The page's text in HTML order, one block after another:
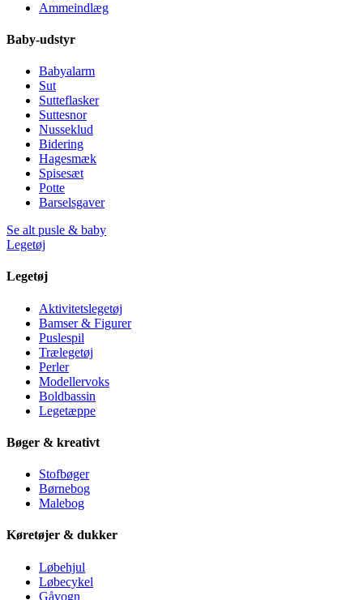
Ammeindlæg
Baby-udstyr
Babyalarm
Sut
Sutteflasker
Suttesnor
Nusseklud
Bidering
Hagesmæk
Spisesæt
Potte
Barselsgaver
Se alt pusle & baby
Legetøj
Legetøj
Aktivitetslegetøj
Bamser & Figurer
Puslespil
Trælegetøj
Perler
Modellervoks
Boldbassin
Legetæppe
Bøger & kreativt
Stofbøger
Børnebog
Malebog
Køretøjer & dukker
Løbehjul
Løbecykel
Gåvogn